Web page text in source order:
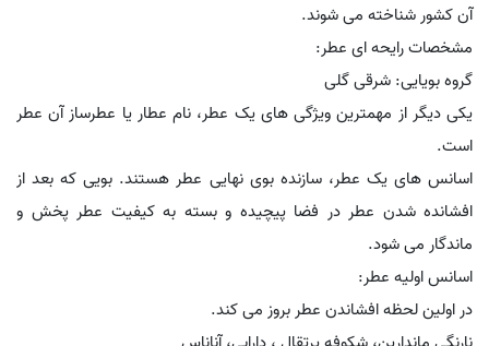
آن کشور شناخته می شوند.
مشخصات رایحه ای عطر:
گروه بویایی: شرقی گلی
یکی دیگر از مهمترین ویژگی های یک عطر، نام عطار یا عطرساز آن عطر
است.
اسانس های یک عطر، سازنده بوی نهایی عطر هستند. بویی که بعد از
افشانده شدن عطر در فضا پیچیده و بسته به کیفیت عطر پخش و
ماندگار می شود.
اسانس اولیه عطر:
در اولین لحظه افشاندن عطر بروز می کند.